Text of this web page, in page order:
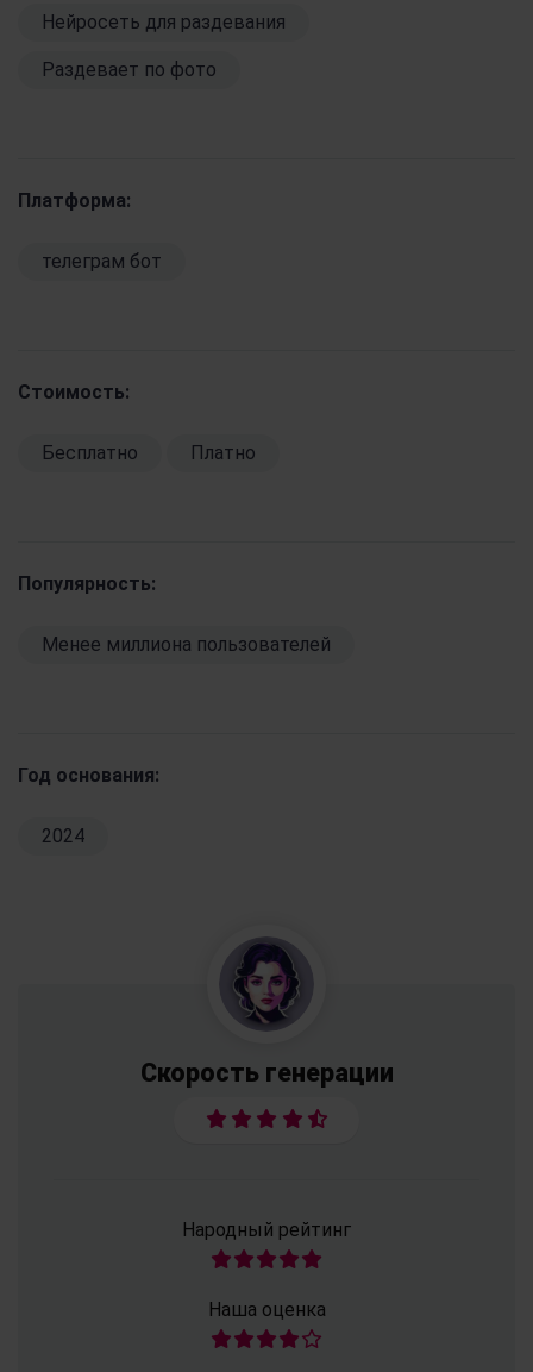
Нейросеть для раздевания
Раздевает по фото
Платформа:
телеграм бот
Стоимость:
Бесплатно Платно
Популярность:
Менее миллиона пользователей
Год основания:
2024
Скорость генерации
Народный рейтинг
Наша оценка